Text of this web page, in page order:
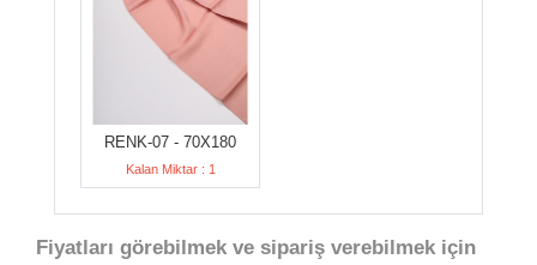
RENK-07 - 70X180
Kalan Miktar : 1
Fiyatları görebilmek ve sipariş verebilmek için